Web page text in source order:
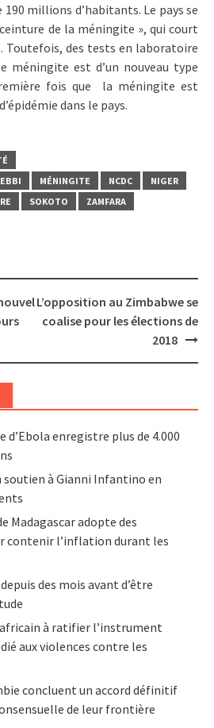
millions d’habitants. Le pays se
de la méningite », qui court
Toutefois, des tests en laboratoire
méningite est d’un nouveau type
fois que la méningite est
dans le pays.
MÉNINGITE NCDC
NIGER
SOKOTO ZAMFARA
L’opposition au Zimbabwe se
coalise pour les élections de
2018
d’Ebola enregistre plus de 4.000
soutien à Gianni Infantino en
Madagascar adopte des
contenir l’inflation durant les
des mois avant d’être
à ratifier l’instrument
aux violences contre les
concluent un accord définitif
de leur frontière